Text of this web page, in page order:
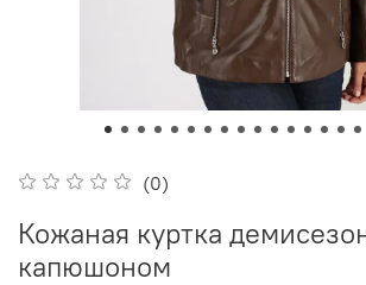
(0)
Кожаная куртка
капюшоном